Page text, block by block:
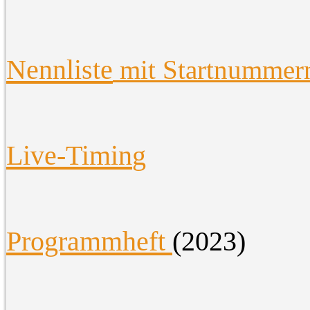
Nennliste mit
Live-Timing
Programmheft (2023)